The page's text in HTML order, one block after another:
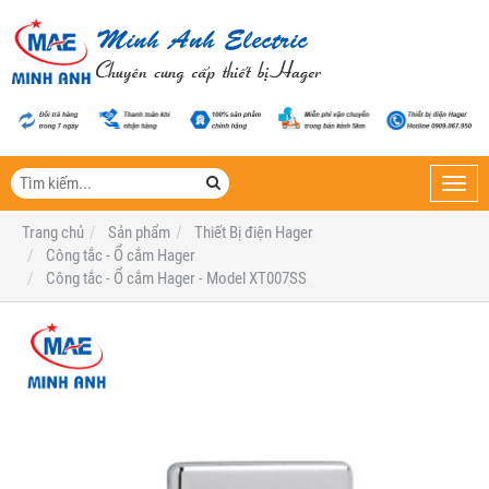
Trang chủ
Sản phẩm
Thiết Bị điện Hager
Công tắc - Ổ cắm Hager
Công tắc - Ổ cắm Hager - Model XT007SS